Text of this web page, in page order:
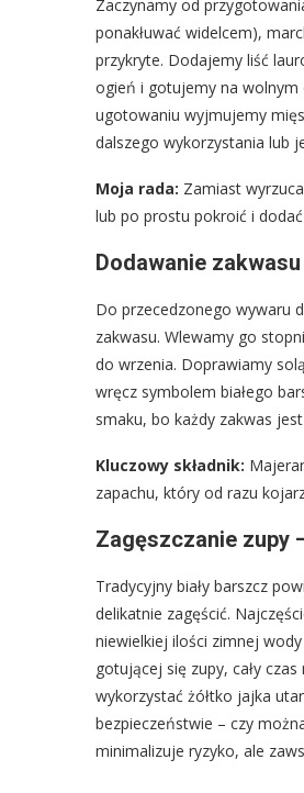
Zaczynamy od
ponakłuwać widelcem),
przykryte. Dodajemy liść
ogień i gotujemy na wolnym
ugotowaniu wyjmujemy
dalszego wykorzystania lub
Moja rada: Zamiast
lub po prostu pokroić i
Dodawanie
Do przecedzonego wywaru
zakwasu. Wlewamy go
do wrzenia. Doprawiamy
wręcz symbolem białego
smaku, bo każdy zakwas
Kluczowy składnik:
zapachu, który od razu
Zagęszczanie zupy
Tradycyjny biały barszcz
delikatnie zagęścić.
niewielkiej ilości zimnej
gotującej się zupy, cały
wykorzystać żółtko jajka
bezpieczeństwie – czy
minimalizuje ryzyko, ale